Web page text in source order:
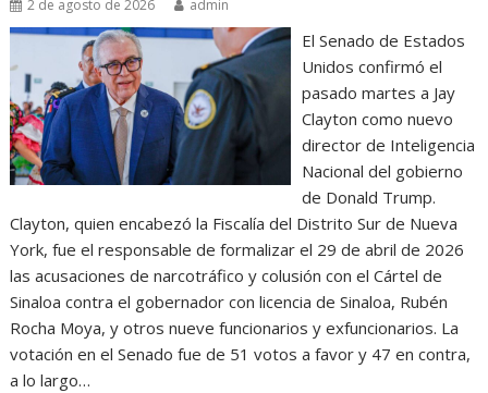
2 de agosto de 2026 admin
El Senado de Estados
Unidos confirmó el
pasado martes a Jay
Clayton como nuevo
director de Inteligencia
Nacional del gobierno
de Donald Trump.
Clayton, quien encabezó la Fiscalía del Distrito Sur de Nueva
York, fue el responsable de formalizar el 29 de abril de 2026
las acusaciones de narcotráfico y colusión con el Cártel de
Sinaloa contra el gobernador con licencia de Sinaloa, Rubén
Rocha Moya, y otros nueve funcionarios y exfuncionarios. La
votación en el Senado fue de 51 votos a favor y 47 en contra,
a lo largo…